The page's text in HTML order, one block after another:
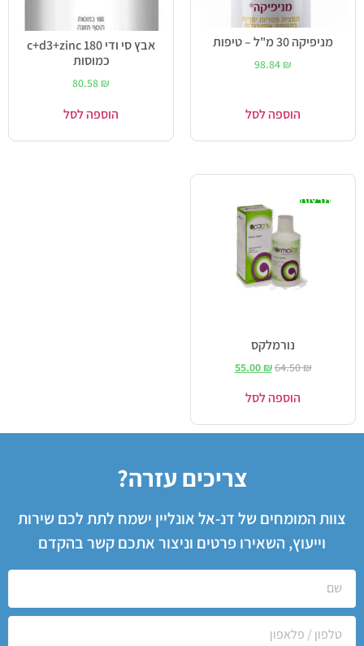
מניפיקה 30 מ"ל – טיפות
98.84 ₪
הוספה לסל
אבץ סי ודי c+d3+zinc 180
כמוסות
80.58 ₪
הוספה לסל
מבצע!
נורמלקס
64.50₪
55.00₪
הוספה לסל
צריכים עזרה?
צוות המומחים של דנ-אל אונליין ישמח לתת לכם שירות
וייעוץ, השאירו פרטים וניצור אתכם קשר בהקדם